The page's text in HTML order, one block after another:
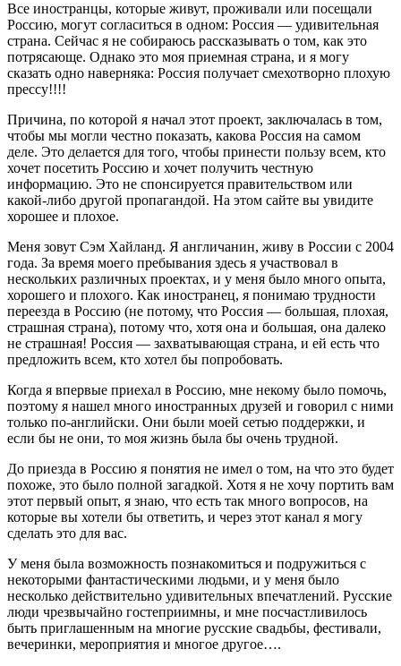
Все иностранцы, которые живут, проживали или посещали
Россию, могут согласиться в одном: Россия — удивительная
страна. Сейчас я не собираюсь рассказывать о том, как это
потрясающе. Однако это моя приемная страна, и я могу
сказать одно наверняка: Россия получает смехотворно плохую
прессу!!!!
Причина, по которой я начал этот проект, заключалась в том,
чтобы мы могли честно показать, какова Россия на самом
деле. Это делается для того, чтобы принести пользу всем, кто
хочет посетить Россию и хочет получить честную
информацию. Это не спонсируется правительством или
какой-либо другой пропагандой. На этом сайте вы увидите
хорошее и плохое.
Меня зовут Сэм Хайланд. Я англичанин, живу в России с 2004
года. За время моего пребывания здесь я участвовал в
нескольких различных проектах, и у меня было много опыта,
хорошего и плохого. Как иностранец, я понимаю трудности
переезда в Россию (не потому, что Россия — большая, плохая,
страшная страна), потому что, хотя она и большая, она далеко
не страшная! Россия — захватывающая страна, и ей есть что
предложить всем, кто хотел бы попробовать.
Когда я впервые приехал в Россию, мне некому было помочь,
поэтому я нашел много иностранных друзей и говорил с ними
только по-английски. Они были моей сетью поддержки, и
если бы не они, то моя жизнь была бы очень трудной.
До приезда в Россию я понятия не имел о том, на что это будет
похоже, это было полной загадкой. Хотя я не хочу портить вам
этот первый опыт, я знаю, что есть так много вопросов, на
которые вы хотели бы ответить, и через этот канал я могу
сделать это для вас.
У меня была возможность познакомиться и подружиться с
некоторыми фантастическими людьми, и у меня было
несколько действительно удивительных впечатлений. Русские
люди чрезвычайно гостеприимны, и мне посчастливилось
быть приглашенным на многие русские свадьбы, фестивали,
вечеринки, мероприятия и многое другое….